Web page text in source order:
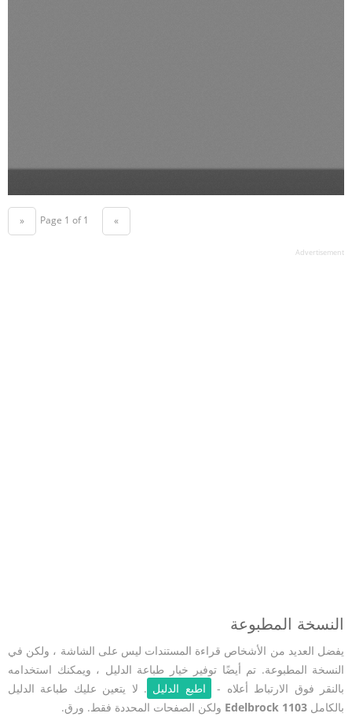
« Page 1 of 1 »
Advertisement
النسخة المطبوعة
يفضل العديد من الأشخاص قراءة المستندات ليس على الشاشة ، ولكن في
النسخة المطبوعة. تم أيضًا توفير خيار طباعة الدليل ، ويمكنك استخدامه
بالنقر فوق الارتباط أعلاه -
اطبع الدليل . لا يتعين عليك طباعة الدليل
بالكامل Edelbrock 1103 ولكن الصفحات المحددة فقط. ورق.